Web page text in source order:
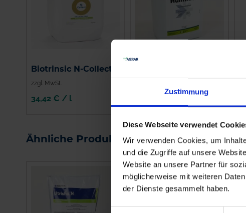
Zustimmung
Diese Webseite verwendet
Wir verwenden Cookies, um
und die Zugriffe auf unsere
Website an unsere Partner für
möglicherweise mit weiteren
der Dienste gesammelt haben.
Biotrinsic N-Collect
zzgl. MwSt.
34,42 € / l
WARENKORB
Ähnliche Produkte